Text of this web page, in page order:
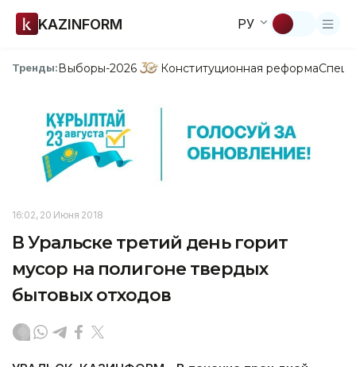
KAZINFORM РУ
Тренды:Выборы-2026 Конституционная реформа
16:02, 20 Июня 2018
В Уральске третий день горит
мусор на полигоне твердых
бытовых отходов